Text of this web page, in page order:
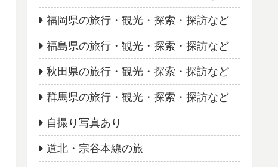
福岡県の旅行・観光・探索・探訪など
福島県の旅行・観光・探索・探訪など
秋田県の旅行・観光・探索・探訪など
群馬県の旅行・観光・探索・探訪など
自撮り写真あり
道北・宗谷本線の旅